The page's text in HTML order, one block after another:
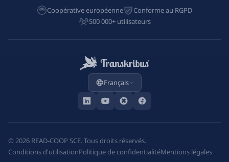
Coopérative européenne
Conforme au RGPD
500 000+ utilisateurs
Français
© 2026 READ-COOP SCE. Tous droits réservés.
Conditions d'utilisationPolitique de confidentialitéMentions légales